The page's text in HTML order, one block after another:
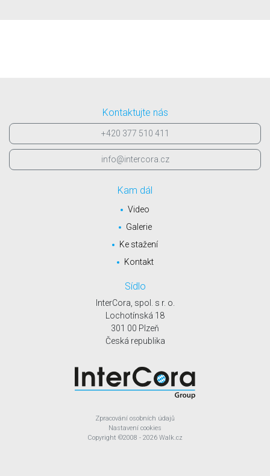
Kontaktujte nás
+420 377 510 411
info@intercora.cz
Kam dál
Video
Galerie
Ke stažení
Kontakt
Sídlo
InterCora, spol. s r. o.
Lochotínská 18
301 00 Plzeň
Česká republika
Zpracování osobních údajů
Nastavení cookies
Copyright ©2008 - 2026 Walk.cz